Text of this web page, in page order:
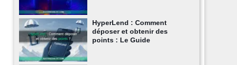
HyperLend : Comment
déposer et obtenir des
points : Le Guide